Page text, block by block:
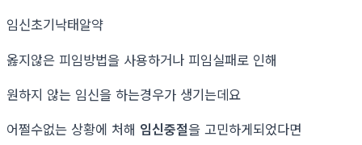
임신초기낙­태알약
옳지않은 피임방법을 사용하거나 피임실패로 인해
원하지 않는 임신을 하는경우가 생기는데요
어쩔수없는 상황에 처해 임신중절을 고민하게되었다면